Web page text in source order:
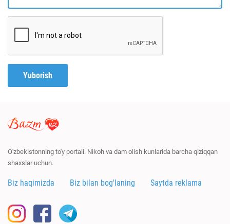
Yuborish
O'zbekistonning to'y portali. Nikoh va dam olish kunlarida barcha qiziqqan
shaxslar uchun.
Biz haqimizda Biz bilan bog'laning Saytda reklama